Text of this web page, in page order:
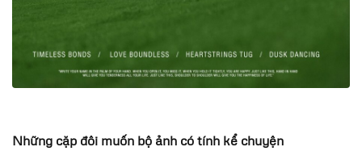
Những cặp đôi muốn bộ ảnh có tính kể chuyện